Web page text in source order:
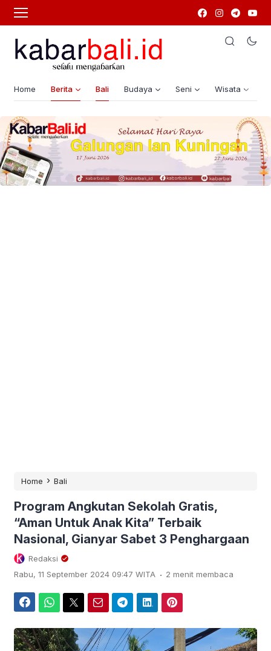
Home Berita Bali Budaya Seni Wisata
Home › Bali
Program Angkutan Sekolah Gratis,
“Aman Untuk Anak Kita” Terbaik
Nasional, Gianyar Sabet 3 Penghargaan
Redaksi
Rabu, 11 September 2024 09:47 WITA . 2 menit membaca